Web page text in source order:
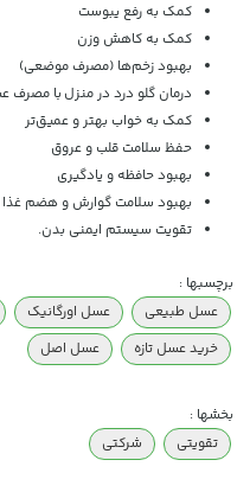
کمک به رفع یبوست
کمک به کاهش وزن
بهبود زخم‌ها (مصرف موضعی)
درمان گلو درد در منزلبا مصرف
کمک به خواب بهتر و عمیق‌تر
حفظ سلامت قلب و عروق
بهبود حافظه و یادگیری
بهبود سلامت گوارش و هضم غذا
تقویت سیستم ایمنی بدن.
برچسبها :
عسل طبیعی
عسل اورگانیک
خرید عسل تازه
عسل اصل
بخشها :
تقویتی
شرکتی